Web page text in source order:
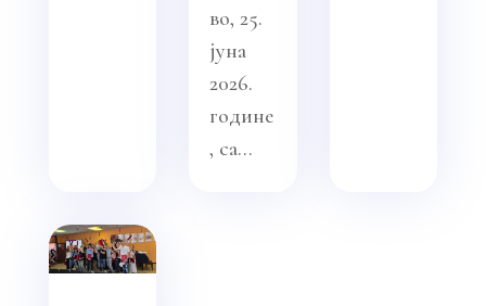
во, 25.
јуна
2026.
године
, са...